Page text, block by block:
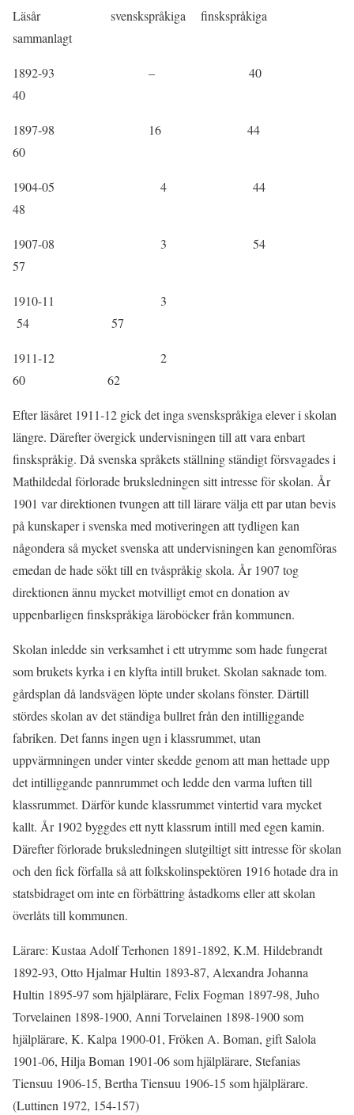
Läsår svenskspråkiga finskspråkiga
sammanlagt
1892-93 – 40
40
1897-98 16 44
60
1904-05 4 44
48
1907-08 3 54
57
1910-11 3
54 57
1911-12 2
60 62
Efter läsåret 1911-12 gick det inga svenskspråkiga elever i skolan
längre. Därefter övergick undervisningen till att vara enbart
finskspråkig. Då svenska språkets ställning ständigt försvagades i
Mathildedal förlorade bruksledningen sitt intresse för skolan. År
1901 var direktionen tvungen att till lärare välja ett par utan bevis
på kunskaper i svenska med motiveringen att tydligen kan
någondera så mycket svenska att undervisningen kan genomföras
emedan de hade sökt till en tvåspråkig skola. År 1907 tog
direktionen ännu mycket motvilligt emot en donation av
uppenbarligen finskspråkiga läroböcker från kommunen.
Skolan inledde sin verksamhet i ett utrymme som hade fungerat
som brukets kyrka i en klyfta intill bruket. Skolan saknade tom.
gårdsplan då landsvägen löpte under skolans fönster. Därtill
stördes skolan av det ständiga bullret från den intilliggande
fabriken. Det fanns ingen ugn i klassrummet, utan
uppvärmningen under vinter skedde genom att man hettade upp
det intilliggande pannrummet och ledde den varma luften till
klassrummet. Därför kunde klassrummet vintertid vara mycket
kallt. År 1902 byggdes ett nytt klassrum intill med egen kamin.
Därefter förlorade bruksledningen slutgiltigt sitt intresse för skolan
och den fick förfalla så att folkskolinspektören 1916 hotade dra in
statsbidraget om inte en förbättring åstadkoms eller att skolan
överlåts till kommunen.
Lärare: Kustaa Adolf Terhonen 1891-1892, K.M. Hildebrandt
1892-93, Otto Hjalmar Hultin 1893-87, Alexandra Johanna
Hultin 1895-97 som hjälplärare, Felix Fogman 1897-98, Juho
Torvelainen 1898-1900, Anni Torvelainen 1898-1900 som
hjälplärare, K. Kalpa 1900-01, Fröken A. Boman, gift Salola
1901-06, Hilja Boman 1901-06 som hjälplärare, Stefanias
Tiensuu 1906-15, Bertha Tiensuu 1906-15 som hjälplärare.
(Luttinen 1972, 154-157)